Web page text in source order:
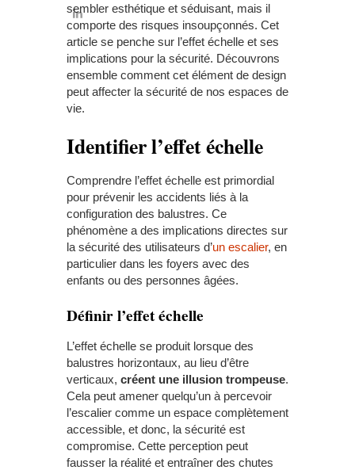
sembler esthétique et séduisant, mais il
comporte des risques insoupçonnés. Cet
article se penche sur l’effet échelle et ses
implications pour la sécurité. Découvrons
ensemble comment cet élément de design
peut affecter la sécurité de nos espaces de
vie.
Identifier l’effet échelle
Comprendre l’effet échelle est primordial
pour prévenir les accidents liés à la
configuration des balustres. Ce
phénomène a des implications directes sur
la sécurité des utilisateurs d’un escalier, en
particulier dans les foyers avec des
enfants ou des personnes âgées.
Définir l’effet échelle
L’effet échelle se produit lorsque des
balustres horizontaux, au lieu d’être
verticaux, créent une illusion trompeuse.
Cela peut amener quelqu’un à percevoir
l’escalier comme un espace complètement
accessible, et donc, la sécurité est
compromise. Cette perception peut
fausser la réalité et entraîner des chutes